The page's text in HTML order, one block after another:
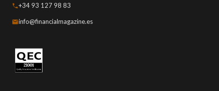
+34 93 127 98 83
info@financialmagazine.es